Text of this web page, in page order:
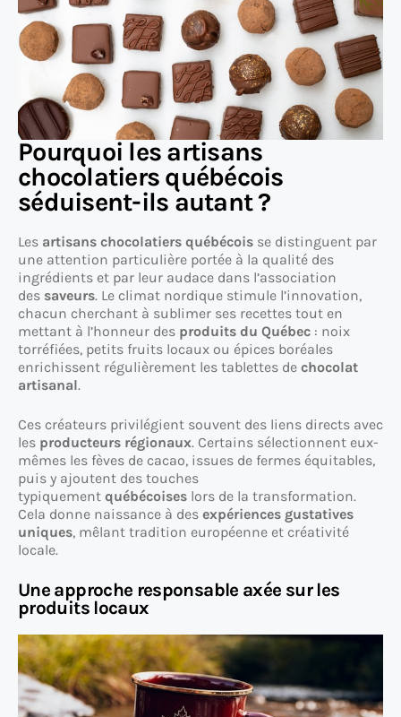
Pourquoi les artisans
chocolatiers québécois
séduisent-ils autant ?
Les artisans chocolatiers québécois se distinguent par
une attention particulière portée à la qualité des
ingrédients et par leur audace dans l’association
des saveurs. Le climat nordique stimule l’innovation,
chacun cherchant à sublimer ses recettes tout en
mettant à l’honneur des produits du Québec : noix
torréfiées, petits fruits locaux ou épices boréales
enrichissent régulièrement les tablettes de chocolat
artisanal.
Ces créateurs privilégient souvent des liens directs avec
les producteurs régionaux. Certains sélectionnent eux-
mêmes les fèves de cacao, issues de fermes équitables,
puis y ajoutent des touches
typiquement québécoises lors de la transformation.
Cela donne naissance à des expériences gustatives
uniques, mêlant tradition européenne et créativité
locale.
Une approche responsable axée sur les
produits locaux